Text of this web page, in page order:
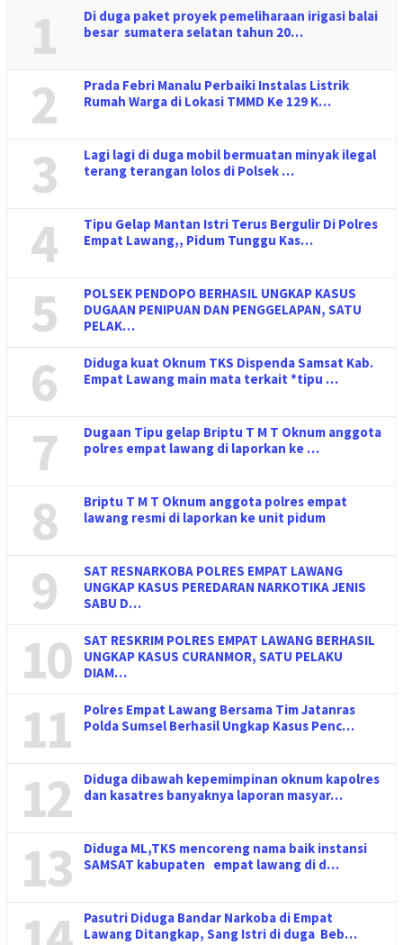
1
Di duga paket proyek pemeliharaan irigasi balai
besar sumatera selatan tahun 20…
2
Prada Febri Manalu Perbaiki Instalas Listrik
Rumah Warga di Lokasi TMMD Ke 129 K…
3
Lagi lagi di duga mobil bermuatan minyak ilegal
terang terangan lolos di Polsek …
4
Tipu Gelap Mantan Istri Terus Bergulir Di Polres
Empat Lawang,, Pidum Tunggu Kas…
5
POLSEK PENDOPO BERHASIL UNGKAP KASUS
DUGAAN PENIPUAN DAN PENGGELAPAN, SATU
PELAK…
6
Diduga kuat Oknum TKS Dispenda Samsat Kab.
Empat Lawang main mata terkait *tipu …
7
Dugaan Tipu gelap Briptu T M T Oknum anggota
polres empat lawang di laporkan ke …
8
Briptu T M T Oknum anggota polres empat
lawang resmi di laporkan ke unit pidum
9
SAT RESNARKOBA POLRES EMPAT LAWANG
UNGKAP KASUS PEREDARAN NARKOTIKA JENIS
SABU D…
10
SAT RESKRIM POLRES EMPAT LAWANG BERHASIL
UNGKAP KASUS CURANMOR, SATU PELAKU
DIAM…
11
Polres Empat Lawang Bersama Tim Jatanras
Polda Sumsel Berhasil Ungkap Kasus Penc…
12
Diduga dibawah kepemimpinan oknum kapolres
dan kasatres banyaknya laporan masyar…
13
Diduga ML,TKS mencoreng nama baik instansi
SAMSAT kabupaten empat lawang di d…
Pasutri Diduga Bandar Narkoba di Empat
Lawang Ditangkap, Sang Istri di duga Beb…